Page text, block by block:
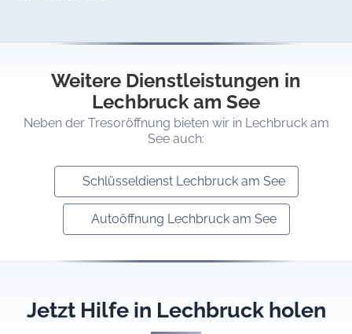
Weitere Dienstleistungen in
Lechbruck am See
Neben der Tresoröffnung bieten wir in Lechbruck am
See auch:
Schlüsseldienst Lechbruck am See
Autoöffnung Lechbruck am See
Jetzt Hilfe in Lechbruck holen